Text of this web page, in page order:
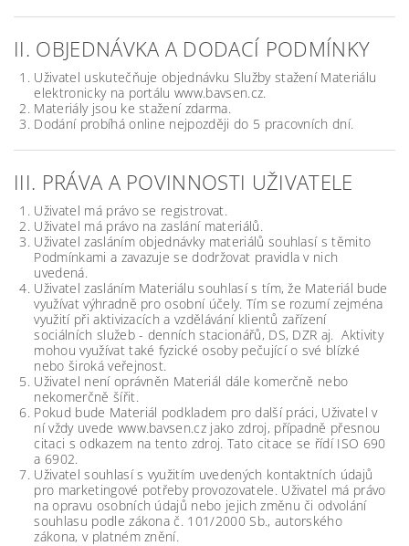
II. OBJEDNÁVKA A DODACÍ PODMÍNKY
Uživatel uskutečňuje objednávku Služby stažení Materiálu
elektronicky na portálu www.bavsen.cz.
Materiály jsou ke stažení zdarma.
Dodání probíhá online nejpozději do 5 pracovních dní.
III. PRÁVA A POVINNOSTI UŽIVATELE
Uživatel má právo se registrovat.
Uživatel má právo na zaslání materiálů.
Uživatel zasláním objednávky materiálů souhlasí s těmito
Podmínkami a zavazuje se dodržovat pravidla v nich
uvedená.
Uživatel zasláním Materiálu souhlasí s tím, že Materiál bude
využívat výhradně pro osobní účely. Tím se rozumí zejména
využití při aktivizacích a vzdělávání klientů zařízení
sociálních služeb - denních stacionářů, DS, DZR aj. Aktivity
mohou využívat také fyzické osoby pečující o své blízké
nebo široká veřejnost.
Uživatel není oprávněn Materiál dále komerčně nebo
nekomerčně šířit.
Pokud bude Materiál podkladem pro další práci, Uživatel v
ní vždy uvede www.bavsen.cz jako zdroj, případně přesnou
citaci s odkazem na tento zdroj. Tato citace se řídí ISO 690
a 690­2.
Uživatel souhlasí s využitím uvedených kontaktních údajů
pro marketingové potřeby provozovatele. Uživatel má právo
na opravu osobních údajů nebo jejich změnu či odvolání
souhlasu podle zákona č. 101/2000 Sb., autorského
zákona, v platném znění.